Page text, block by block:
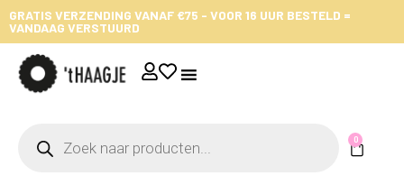
GRATIS VERZENDING VANAF €75 - VOOR 16 UUR BESTELD =
VANDAAG VERSTUURD
0